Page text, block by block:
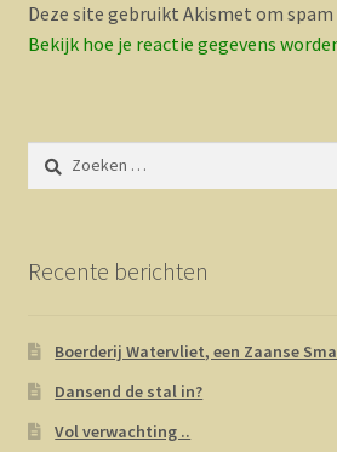
Deze site gebruikt Akismet om
Bekijk hoe je reactie gegevens
Zoeken
naar:
Recente berichten
Boerderij Watervliet, een Zaanse
Dansend de stal in?
Vol verwachting ..